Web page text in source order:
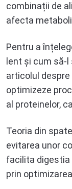
combinații de
afecta
Pentru a
lent și cum să-
articolul despre
optimizeze
al proteinelor,
Teoria din
evitarea unor
facilita digestia
prin